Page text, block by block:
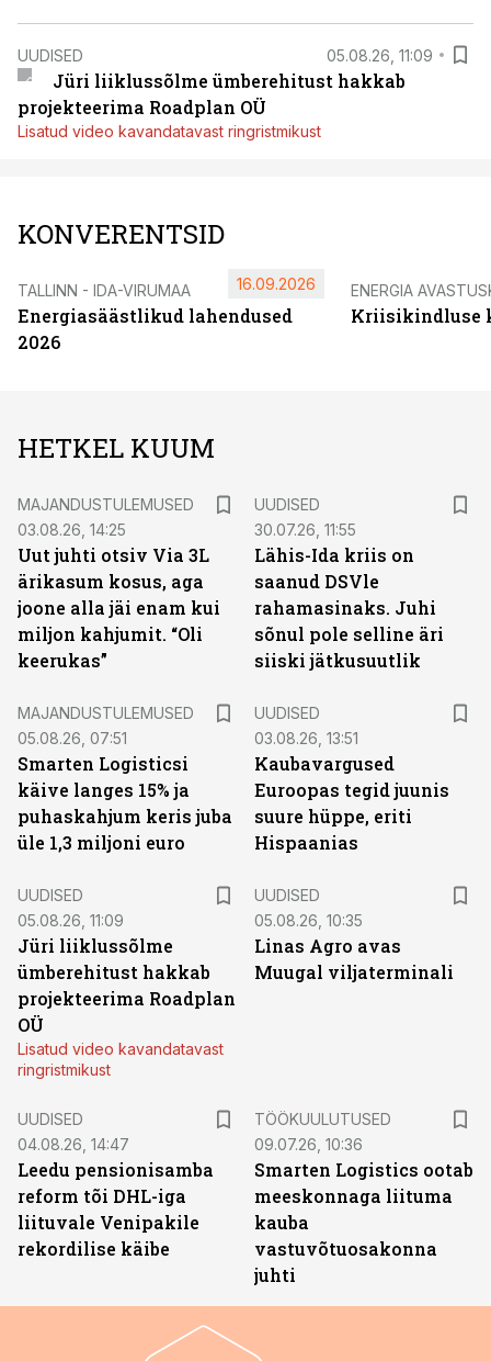
UUDISED 05.08.26, 11:09
Jüri liiklussõlme ümberehitust hakkab
projekteerima Roadplan OÜ
Lisatud video kavandatavast ringristmikust
KONVERENTSID
TALLINN - IDA-VIRUMAA
Energiasäästlikud lahendused
2026
16.09.2026 ENERGIA
Kriisikindluse
HETKEL KUUM
MAJANDUSTULEMUSED
03.08.26, 14:25
Uut juhti otsiv Via 3L
ärikasum kosus, aga
joone alla jäi enam kui
miljon kahjumit. “Oli
keerukas”
UUDISED
30.07.26, 11:55
Lähis-Ida kriis on
saanud DSVle
rahamasinaks. Juhi
sõnul pole selline äri
siiski jätkusuutlik
MAJANDUSTULEMUSED
05.08.26, 07:51
Smarten Logisticsi
käive langes 15% ja
puhaskahjum keris juba
üle 1,3 miljoni euro
UUDISED
03.08.26, 13:51
Kaubavargused
Euroopas tegid juunis
suure hüppe, eriti
Hispaanias
UUDISED
05.08.26, 11:09
Jüri liiklussõlme
ümberehitust hakkab
projekteerima Roadplan
OÜ
Lisatud video kavandatavast
ringristmikust
UUDISED
05.08.26, 10:35
Linas Agro avas
Muugal viljaterminali
UUDISED
04.08.26, 14:47
Leedu pensionisamba
reform tõi DHL-iga
liituvale Venipakile
rekordilise käibe
TÖÖKUULUTUSED
09.07.26, 10:36
Smarten Logistics ootab
meeskonnaga liituma
kauba
vastuvõtuosakonna
juhti